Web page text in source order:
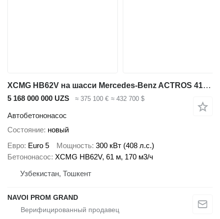
XCMG HB62V на шасси Mercedes-Benz ACTROS 4141E5
5 168 000 000 UZS ≈ 375 100 € ≈ 432 700 $
Автобетононасос
Состояние новый
Евро Euro 5 Мощность 300 кВт (408 л.с.)
Бетононасос XCMG HB62V, 61 м, 170 м3/ч
Узбекистан, Тошкент
NAVOI PROM GRAND